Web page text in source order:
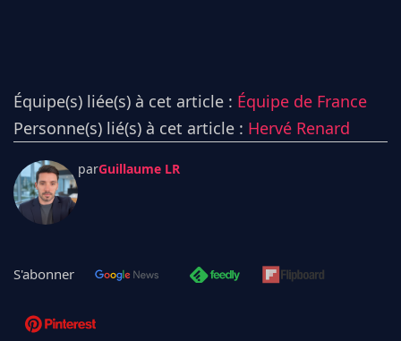
Équipe(s) liée(s) à cet article : Équipe de France
Personne(s) lié(s) à cet article : Hervé Renard
parGuillaume LR
S'abonner